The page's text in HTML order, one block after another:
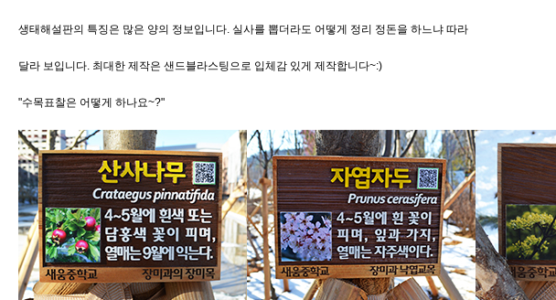
생태해설판의 특징은 많은 양의 정보입니다. 실사를 뽑더라도 어떻게 정리 정돈을 하느냐 따라
달라 보입니다. 최대한 제작은 샌드블라스팅으로 입체감 있게 제작합니다~:)
"수목표찰은 어떻게 하나요~?"